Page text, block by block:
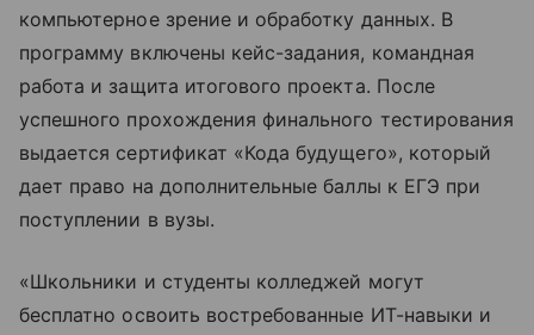
компьютерное зрение и обработку данных. В
программу включены кейс-задания, командная
работа и защита итогового проекта. После
успешного прохождения финального тестирования
выдается сертификат «Кода будущего», который
дает право на дополнительные баллы к ЕГЭ при
поступлении в вузы.
«Школьники и студенты колледжей могут
бесплатно освоить востребованные ИТ-навыки и